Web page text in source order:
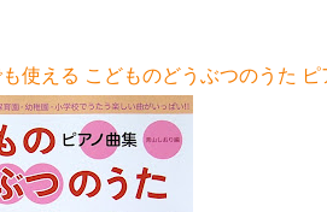
使える こどものどうぶつのうた